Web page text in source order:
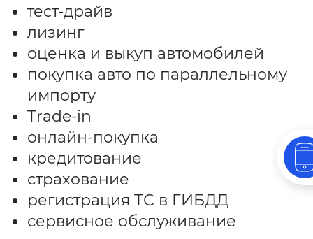
тест-драйв
лизинг
оценка и выкуп автомобилей
покупка авто по параллельному
импорту
Trade-in
онлайн-покупка
кредитование
страхование
регистрация ТС в ГИБДД
сервисное обслуживание